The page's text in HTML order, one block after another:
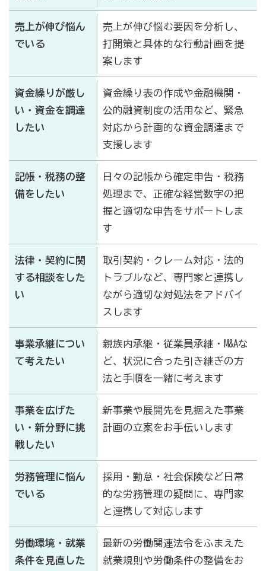
売上が伸び悩ん
でいる
売上が伸び悩む要因を分析し、
打開策と具体的な行動計画を提
案します
資金繰りが厳し
い・資金を調達
したい
資金繰り表の作成や金融機関・
公的融資制度の活用など、緊急
対応から計画的な資金調達まで
支援します
記帳・税務の整
備をしたい
日々の記帳から確定申告・税務
処理まで、正確な経営数字の把
握と適切な申告をサポートしま
す
法律・契約に関
する相談をした
い
取引契約・クレーム対応・法的
トラブルなど、専門家と連携し
ながら適切な対処法をアドバイ
スします
事業承継につい
て考えたい
親族内承継・従業員承継・M&Aな
ど、状況に合った引き継ぎの方
法と手順を一緒に考えます
事業を広げた
い・新分野に挑
戦したい
新事業や展開先を見据えた事業
計画の立案をお手伝いします
労務管理に悩ん
でいる
採用・勤怠・社会保険など日常
的な労務管理の疑問に、専門家
と連携して対応します
労働環境・就業
条件を見直した
最新の労働関連法令をふまえた
就業規則や労働条件の整備をお
商工業能力開発研修助成金
会報「川北町商工会だより」
かわきた味噌豚どん レシピ・取扱店情報
もんじゅの会
もんじゅの会とは・・・ 会員事業所